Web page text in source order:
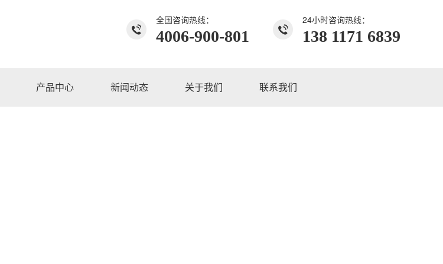
24小时咨询热线：
138 1171 6839
全国咨询热线：
4006-900-801
产品中心 新闻动态 关于我们 联系我们